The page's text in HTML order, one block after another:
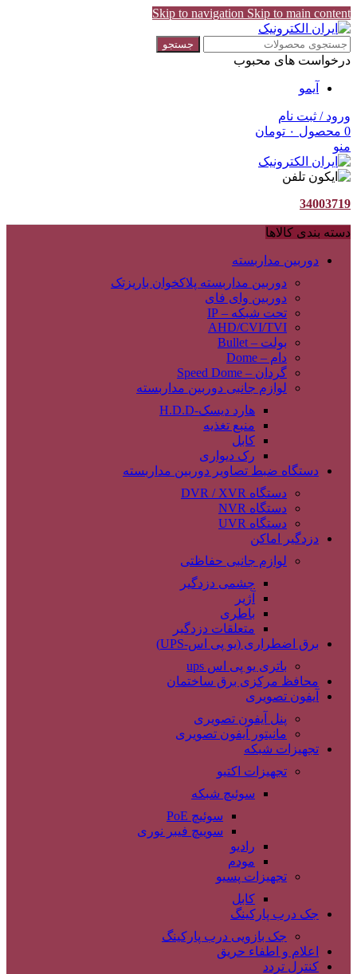
Skip to navigation Skip to main content
جستجو
درخواست های محبوب
آیمو
ورود / ثبت نام
0 محصول ۰ تومان
منو
34003719
دسته بندی کالاها
دوربین مداربسته
دوربین مداربسته پلاکخوان باریزتک
دوربین وای فای
تحت شبکه – IP
AHD/CVI/TVI
بولت – Bullet
دام – Dome
گردان – Speed Dome
لوازم جانبی دوربین مداربسته
هارد دیسک-H.D.D
منبع تغذیه
کابل
رک دیواری
دستگاه ضبط تصاویر دوربین مداربسته
دستگاه DVR / XVR
دستگاه NVR
دستگاه UVR
دزدگیر اماکن
لوازم جانبی حفاظتی
چشمی دزدگیر
آژیر
باطری
متعلقات دزدگیر
برق اضطراری (یو پی اس-UPS)
باتری یو پی اس ups
محافظ مرکزی برق ساختمان
آیفون تصویری
پنل آیفون تصویری
مانیتور آیفون تصویری
تجهیزات شبکه
تجهیزات اکتیو
سوئیچ شبکه
سوئیچ PoE
سوییچ فیبر نوری
رادیو
مودم
تجهیزات پسیو
کابل
جک درب پارکینگ
جک بازویی درب پارکینگ
اعلام و اطفاء حریق
کنترل تردد